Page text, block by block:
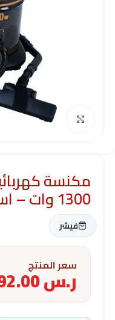
Click to enlarge
1300 وات – اسود
فيشر
سعر المنتج
ر.س